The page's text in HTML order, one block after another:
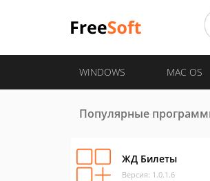
WINDOWS MAC OS
Популярные
ЖД Билеты
Версия: 1.0.1.6